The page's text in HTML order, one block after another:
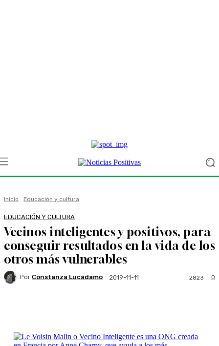
Inicio Educación y cultura
EDUCACIÓN Y CULTURA
Vecinos inteligentes y positivos, para
conseguir resultados en la vida de los
otros más vulnerables
Por Constanza Lucadamo 2019-11-11 0
2823